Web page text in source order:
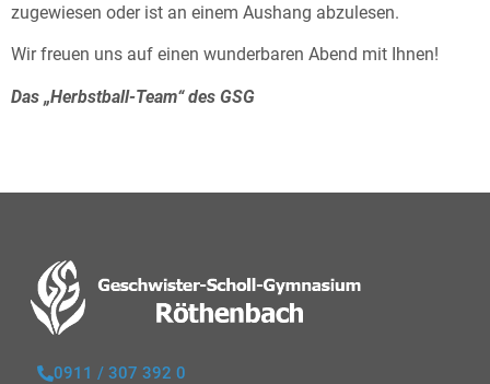
zugewiesen oder ist an einem Aushang abzulesen.
Wir freuen uns auf einen wunderbaren Abend mit Ihnen!
Das „Herbstball-Team“ des GSG
0911 / 307 392 0